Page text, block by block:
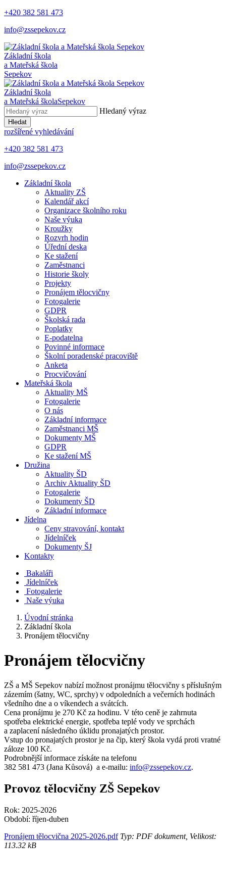
+420 382 581 473
info@zssepekov.cz
Základní škola
a Mateřská škola
Sepekov
Základní škola
a Mateřská školaSepekov
Hledaný výraz
Hledat
rozšířené vyhledávání
+420 382 581 473
info@zssepekov.cz
Základní škola
Aktuality ZŠ
Kalendář akcí
Organizace školního roku
Naše výuka
Kroužky
Rozvrh hodin
Úřední deska
Ke stažení
Zaměstnanci
Historie školy
Projekty
Pronájem tělocvičny
Fotogalerie
GDPR
Školská rada
Poplatky
E-podatelna
Povinné informace
Školní poradenské pracoviště
Anketa
Procvičování
Mateřská škola
Aktuality MŠ
Fotogalerie
O nás
Základní informace
Zaměstnanci MŠ
Dokumenty MŠ
GDPR
Ke stažení MŠ
Družina
Aktuality ŠD
Archiv Aktuality ŠD
Fotogalerie
Dokumenty ŠD
Základní informace
Jídelna
Ceny stravování, kontakt
Jídelníček
Dokumenty ŠJ
Kontakty
Bakaláři
Jídelníček
Fotogalerie
Naše výuka
Úvodní stránka
Základní škola
Pronájem tělocvičny
Pronájem tělocvičny
ZŠ a MŠ Sepekov nabízí možnost pronájmu tělocvičny s příslušným
zázemím (šatny, WC, sprchy) v odpoledních a večerních hodinách
všedního dne a o víkendech a svátcích.
Cena pronájmu je 270 Kč za hodinu. V této ceně je zahrnuta
spotřeba elektrické energie, spotřeba teplé vody ve sprchách
a zaplacení následného úklidu pronajatých prostor.
Vstup do pronajatých prostor je na čip, který škola vydá proti vratné
záloze 100 Kč.
Podrobnější informace získáte na telefonu
382 581 473 (Jana Kůsová) a e-mailu: info@zssepekov.cz.
Provoz tělocvičny ZŠ Sepekov
Rok: 2025-2026
Období: říjen-duben
Pronájem tělocvična 2025-2026.pdfTyp: PDF dokument, Velikost:
113.32 kB